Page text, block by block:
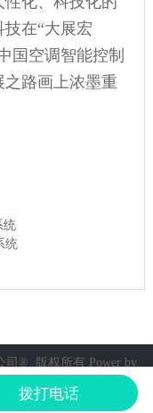
在“大展宏
国空调智能控制
路画上浓墨重
统
统
司® 版权所有 Power by
-1
拨打电话